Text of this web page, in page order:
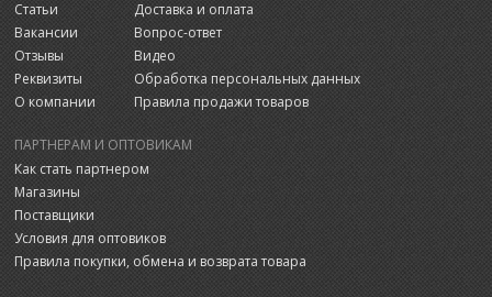
Статьи
Вакансии
Отзывы
Реквизиты
О компании
Доставка и оплата
Вопрос-ответ
Видео
Обработка персональных данных
Правила продажи товаров
ПАРТНЕРАМ И ОПТОВИКАМ
Как стать партнером
Магазины
Поставщики
Условия для оптовиков
Правила покупки, обмена и возврата товара